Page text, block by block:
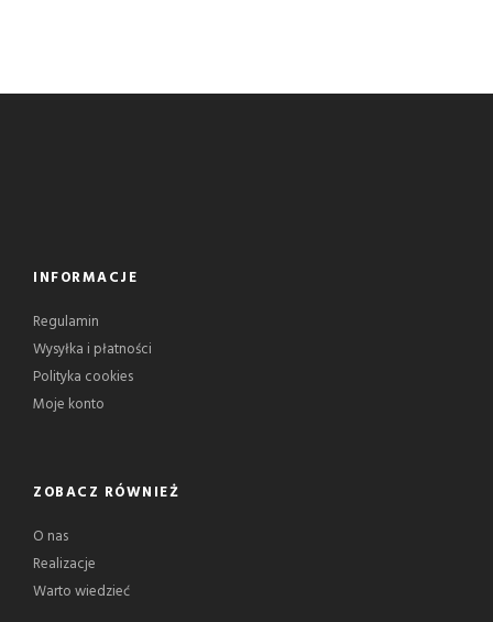
INFORMACJE
Regulamin
Wysyłka i płatności
Polityka cookies
Moje konto
ZOBACZ RÓWNIEŻ
O nas
Realizacje
Warto wiedzieć